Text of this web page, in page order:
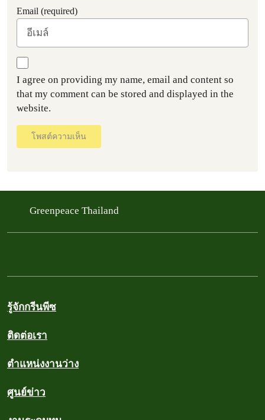
Email (required)
I agree on providing my name, email and content so
that my comment can be stored and displayed in the
website.
โพสต์ความเห็น
Greenpeace Thailand
รู้จักกรีนพีซ
ติดต่อเรา
ตำแหน่งงานว่าง
ศูนย์ข่าว